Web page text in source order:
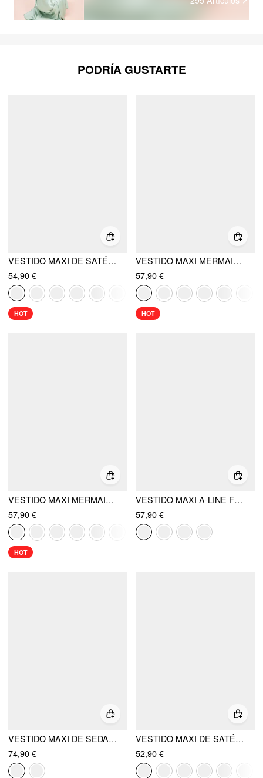
PODRÍA GUSTARTE
VESTIDO MAXI DE SATÉN CON CUELLO HALTER Y ESPALDA DESCUBIERTA
54,90 €
HOT
VESTIDO MAXI MERMAID CON CUELLO HALTER DE SATÉN
57,90 €
HOT
VESTIDO MAXI MERMAID DE SATÉN CON CUELLO HALTER Y ESPALDA DESCUBIERTA
57,90 €
HOT
VESTIDO MAXI A-LINE FRUNCIDO CON ESCOTE HALTER DE MEZCLA DE LINO
57,90 €
VESTIDO MAXI DE SEDA CON CUELLO HALTER Y ESPALDA DRAPEADA
74,90 €
VESTIDO MAXI DE SATÉN CON ESCOTE EN V Y NUDO
52,90 €